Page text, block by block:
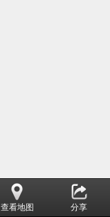
查看地图 分享